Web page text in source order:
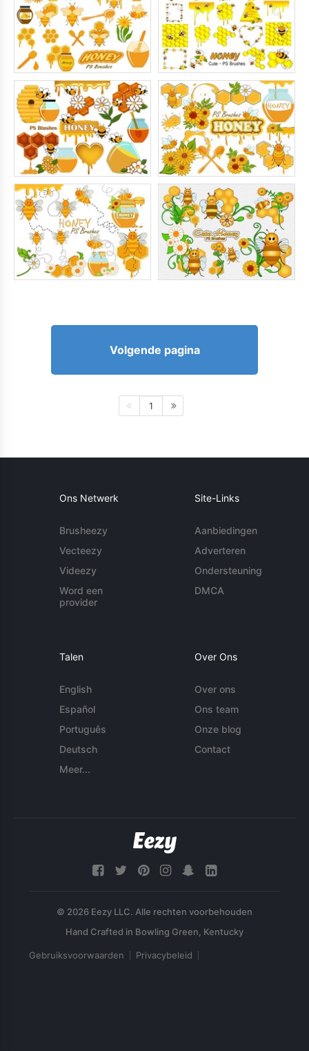
Volgende pagina
1
Ons Netwerk
Brusheezy
Vecteezy
Videezy
Word een
provider
Site-Links
Aanbiedingen
Adverteren
Ondersteuning
DMCA
Talen
English
Español
Português
Deutsch
Meer...
Over Ons
Over ons
Ons team
Onze blog
Contact
© 2026 Eezy LLC. Alle rechten voorbehouden
Gebruiksvoorwaarden Privacybeleid